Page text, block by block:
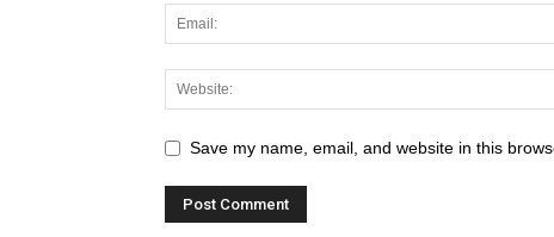
Save my name, email, and website in this